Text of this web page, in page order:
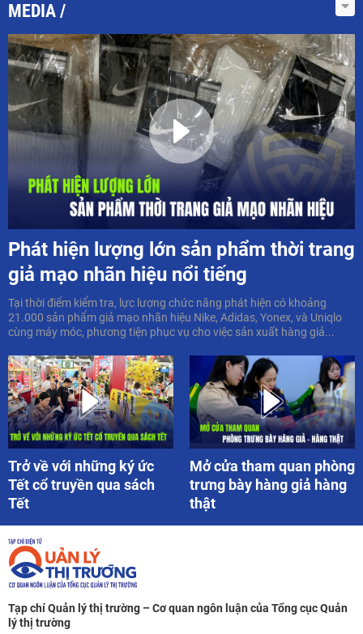
MEDIA
Phát hiện lượng lớn sản phẩm thời trang
giả mạo nhãn hiệu nổi tiếng
Tại thời điểm kiểm tra, lực lượng chức năng phát hiện có khoảng
21.000 sản phẩm giả mạo nhãn hiệu Nike, Adidas, Yonex, và Uniqlo
cùng máy móc, phương tiện phục vụ cho việc sản xuất hàng giả...
Trở về với những ký ức
Tết cổ truyền qua sách
Tết
Mở cửa tham quan phòng
trưng bày hàng giả hàng
thật
Tạp chí Quản lý thị trường – Cơ quan ngôn luận của Tổng cục Quản
lý thị trường